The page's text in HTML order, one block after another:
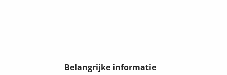
Belangrijke informatie